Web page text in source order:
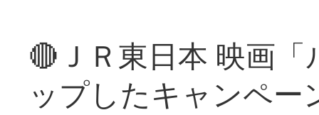
🔴ＪＲ東日本 映画
ップしたキャンペー